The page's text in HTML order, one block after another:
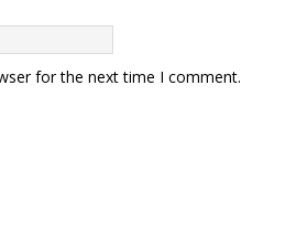
for the next time I comment.